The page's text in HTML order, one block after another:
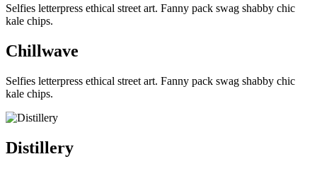
Selfies letterpress ethical street art. Fanny pack swag shabby chic
kale chips.
Chillwave
Selfies letterpress ethical street art. Fanny pack swag shabby chic
kale chips.
Distillery